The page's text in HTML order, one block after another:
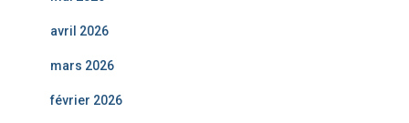
avril 2026
mars 2026
février 2026